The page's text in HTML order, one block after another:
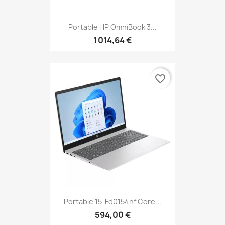
Portable HP OmniBook 3...
1 014,64 €
Portable 15-Fd0154nf Core...
594,00 €
favorite_border